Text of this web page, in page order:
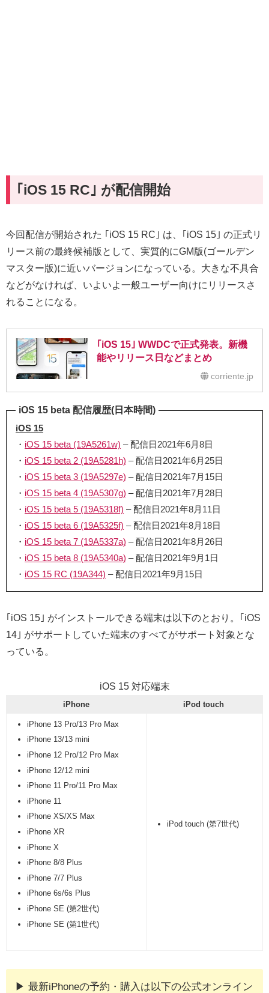
｢iOS 15 RC ｣ が配信開始
今回配信が開始された ｢iOS 15 RC｣ は、｢iOS 15｣ の正式リ
リース前の最終候補版として、実質的にGM版(ゴールデン
マスター版)に近いバージョンになっている。大きな不具合
などがなければ、いよいよ一般ユーザー向けにリリースさ
れることになる。
｢iOS 15｣ WWDCで正式発表。新機
能やリリース日などまとめ
corriente.jp
iOS 15 beta 配信履歴(日本時間)
iOS 15
・ iOS 15 beta (19A5261w) – 配信日2021年6月8日
・ iOS 15 beta 2 (19A5281h) – 配信日2021年6月25日
・ iOS 15 beta 3 (19A5297e) – 配信日2021年7月15日
・ iOS 15 beta 4 (19A5307g) – 配信日2021年7月28日
・ iOS 15 beta 5 (19A5318f) – 配信日2021年8月11日
・ iOS 15 beta 6 (19A5325f) – 配信日2021年8月18日
・ iOS 15 beta 7 (19A5337a) – 配信日2021年8月26日
・ iOS 15 beta 8 (19A5340a) – 配信日2021年9月1日
・ iOS 15 RC (19A344) – 配信日2021年9月15日
｢iOS 15｣ がインストールできる端末は以下のとおり。｢iOS
14｣ がサポートしていた端末のすべてがサポート対象とな
っている。
iOS 15 対応端末
iPhone iPod touch
iPhone 13 Pro/13 Pro Max
iPhone 13/13 mini
iPhone 12 Pro/12 Pro Max
iPhone 12/12 mini
iPhone 11 Pro/11 Pro Max
iPhone 11
iPhone XS/XS Max
iPhone XR
iPhone X
iPhone 8/8 Plus
iPhone 7/7 Plus
iPhone 6s/6s Plus
iPhone SE (第2世代)
iPhone SE (第1世代)
iPod touch (第7世代)
▶︎ 最新iPhoneの予約・購入は以下の公式オンライン